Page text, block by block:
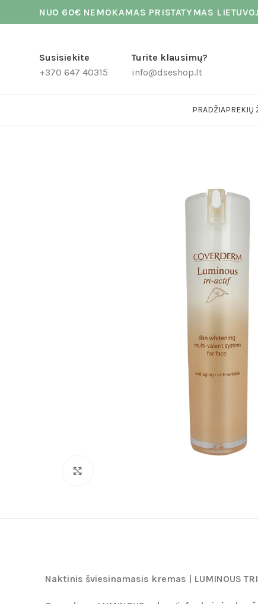
NUO 60€ NEMOKAMAS PRISTATYMAS
Susisiekite
+370 647 40315
Turite klausimų?
info@dseshop.lt
PRADŽIAPREKIŲ
Naktinis šviesinamasis kremas | LUMINOUS